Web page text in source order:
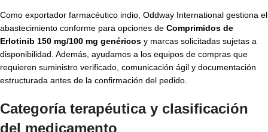
Como exportador farmacéutico indio, Oddway International gestiona el
abastecimiento conforme para opciones de Comprimidos de
Erlotinib 150 mg/100 mg genéricos y marcas solicitadas sujetas a
disponibilidad. Además, ayudamos a los equipos de compras que
requieren suministro verificado, comunicación ágil y documentación
estructurada antes de la confirmación del pedido.
Categoría terapéutica y clasificación
del medicamento